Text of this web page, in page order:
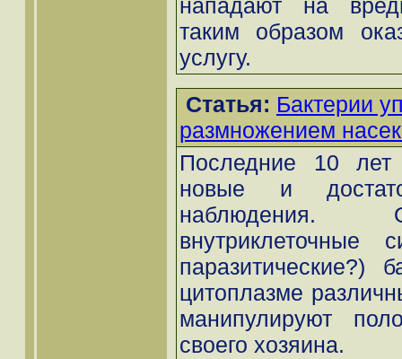
нападают на
таким образом
услугу.
Статья: Бактерии
размножением
Последние 10 лет
новые и
наблюдения.
внутриклеточные
паразитические?)
цитоплазме
манипулируют
своего хозяина.